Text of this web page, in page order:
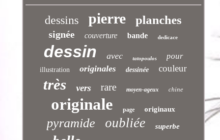
dessins pierre planches
signée couverture bande dedicace
dessin avec tatopoulos pour
illustration originales dessinée couleur
très vers rare moyen-ageux chine
originale page originaux
pyramide oubliée superbe